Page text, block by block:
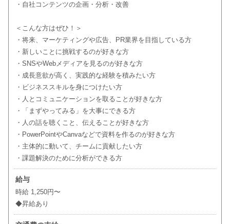
・自社コンテンツの企画・分析・改善
＜こんな方はぜひ！＞
・将来、マーケティングや広告、PR業界を目指している方
・新しいことに挑戦するのが好きな方
・SNSやWebメディアを見るのが好きな方
・成長意欲が高く、実践的な経験を積みたい方
・ビジネススキルを身につけたい方
・人とコミュニケーションを取ることが好きな方
・「まずやってみる」を大事にできる方
・人の話を聴くこと、伝えることが好きな方
・PowerPointやCanvaなどで資料を作るのが好きな方
・主体的に動いて、チームに貢献したい方
・課題解決のために分析ができる方
給与
時給 1,250円〜
◆昇給あり